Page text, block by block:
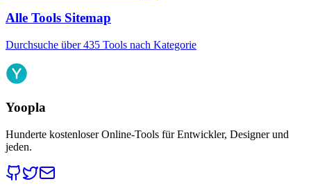
Alle Tools Sitemap
Durchsuche über 435 Tools nach Kategorie
Yoopla
Hunderte kostenloser Online-Tools für Entwickler, Designer und
jeden.